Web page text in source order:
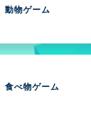
動物ゲーム
食べ物ゲーム